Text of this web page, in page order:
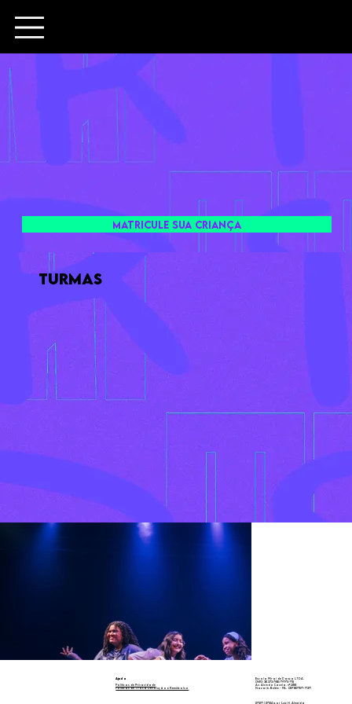
MATRICULE SUA CRIANÇA
TURMAS
Escola Mirai de Dança LTDA.
CNPJ: 36.373.085/0001-09
Av. Alcindo Cacela, nº1398
Nazaré, Belém - PA, CEP 66050-030
2020 | 2024 por Luiz H. Almeida
Ajuda
Politicas de Privacidade
Políticas de Troca Devolução e Reembolso